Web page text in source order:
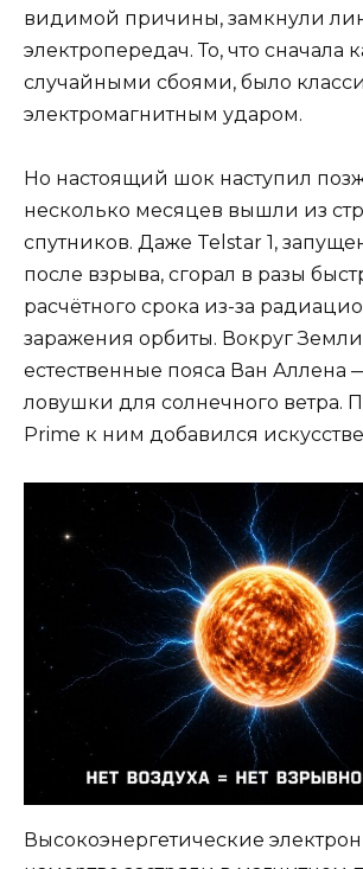
видимой причины, замкнули
электропередач. То, что сначала
случайными сбоями, было
электромагнитным ударом.
Но настоящий шок наступил
несколько месяцев вышли из
спутников. Даже Telstar 1,
после взрыва, сгорал в разы
расчётного срока из-за
заражения орбиты. Вокруг
естественные пояса Ван Аллена
ловушки для солнечного ветра.
Prime к ним добавился
Высокоэнергетические